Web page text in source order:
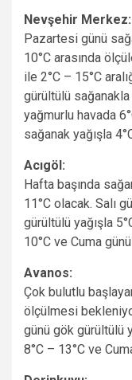
Nevşehir Merkez:
Pazartesi günü
10°C arasında
ile 2°C – 15°C
gürültülü
yağmurlu havada
sağanak yağışla
Acıgöl:
Hafta başında
11°C olacak. Salı
gürültülü yağışla
10°C ve Cuma
Avanos:
Çok bulutlu
ölçülmesi
günü gök gürültülü
8°C – 13°C ve